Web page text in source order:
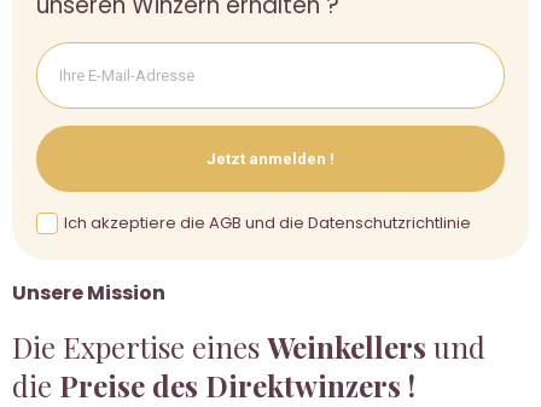
Unsere Mission
Die Expertise einesWeinkellers und
die Preise des Direktwinzers !
Jetzt anmelden !
Ich akzeptiere die AGB und die Datenschutzrichtlinie